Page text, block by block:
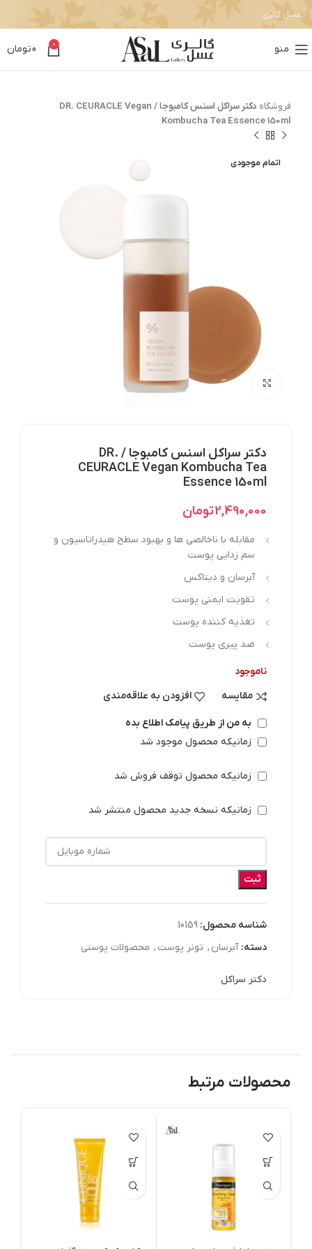
عسل گالری
منو 0
0تومان
فروشگاه
دکتر سراکل اسنس کامبوجا / DR. CEURACLE Vegan
Kombucha Tea Essence 150ml
اتمام موجودی
بزرگنمایی تصویر
دکتر سراکل اسنس کامبوجا / DR.
CEURACLE Vegan Kombucha Tea
Essence 150ml
2,490,000تومان
مقابله با ناخالصی ها و بهبود سطح هیدراتاسیون و
سم زدایی پوست
آبرسان و دیتاکس
تقویت ایمنی پوست
تغذیه کننده پوست
ضد پیری پوست
ناموجود
مقایسه
افزودن به علاقه‌مندی
به من از طریق پیامک اطلاع بده
زمانیکه محصول موجود شد
زمانیکه محصول توقف فروش شد
زمانیکه نسخه جدید محصول منتشر شد
ثبت
شناسه محصول: 10159
دسته: آبرسان , تونر پوست , محصولات پوستی
دکتر سراکل
محصولات مرتبط